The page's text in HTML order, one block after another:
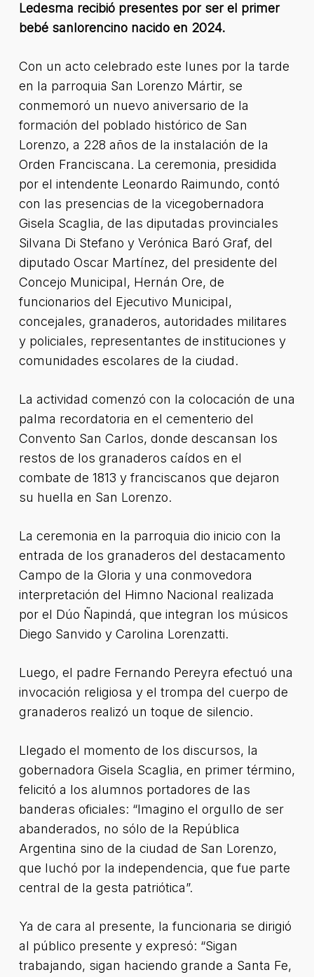
Ledesma recibió presentes por ser el primer
bebé sanlorencino nacido en 2024.
Con un acto celebrado este lunes por la tarde
en la parroquia San Lorenzo Mártir, se
conmemoró un nuevo aniversario de la
formación del poblado histórico de San
Lorenzo, a 228 años de la instalación de la
Orden Franciscana. La ceremonia, presidida
por el intendente Leonardo Raimundo, contó
con las presencias de la vicegobernadora
Gisela Scaglia, de las diputadas provinciales
Silvana Di Stefano y Verónica Baró Graf, del
diputado Oscar Martínez, del presidente del
Concejo Municipal, Hernán Ore, de
funcionarios del Ejecutivo Municipal,
concejales, granaderos, autoridades militares
y policiales, representantes de instituciones y
comunidades escolares de la ciudad.
La actividad comenzó con la colocación de una
palma recordatoria en el cementerio del
Convento San Carlos, donde descansan los
restos de los granaderos caídos en el
combate de 1813 y franciscanos que dejaron
su huella en San Lorenzo.
La ceremonia en la parroquia dio inicio con la
entrada de los granaderos del destacamento
Campo de la Gloria y una conmovedora
interpretación del Himno Nacional realizada
por el Dúo Ñapindá, que integran los músicos
Diego Sanvido y Carolina Lorenzatti.
Luego, el padre Fernando Pereyra efectuó una
invocación religiosa y el trompa del cuerpo de
granaderos realizó un toque de silencio.
Llegado el momento de los discursos, la
gobernadora Gisela Scaglia, en primer término,
felicitó a los alumnos portadores de las
banderas oficiales: “Imagino el orgullo de ser
abanderados, no sólo de la República
Argentina sino de la ciudad de San Lorenzo,
que luchó por la independencia, que fue parte
central de la gesta patriótica”.
Ya de cara al presente, la funcionaria se dirigió
al público presente y expresó: “Sigan
trabajando, sigan haciendo grande a Santa Fe,